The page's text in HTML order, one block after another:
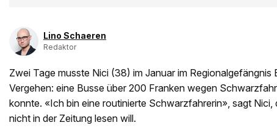
Lino Schaeren
Redaktor
Zwei Tage musste Nici (38) im Januar im Regionalgefängnis
Vergehen: eine Busse über 200 Franken wegen
konnte. «Ich bin eine routinierte Schwarzfahrerin», sagt Nici,
nicht in der Zeitung lesen will.